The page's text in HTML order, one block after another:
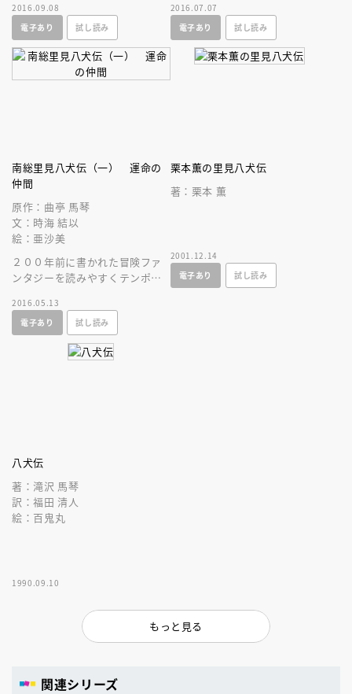
断ちきることができるのか！？
2016.09.08
電子あり
試し読み
方不明、残り二人の剣士はどこ
に？
2016.07.07
電子あり
試し読み
南総里見八犬伝（一） 運命の
仲間
原作：曲亭 馬琴
文：時海 結以
絵：亜沙美
２００年前に書かれた冒険ファ
ンタジーを読みやすくテンポの
犬士の出会いと友情を描く第１
巻。
2016.05.13
電子あり
試し読み
栗本薫の里見八犬伝
著：栗本 薫
2001.12.14
電子あり
試し読み
八犬伝
著：滝沢 馬琴
訳：福田 清人
絵：百鬼丸
1990.09.10
もっと見る
関連シリーズ